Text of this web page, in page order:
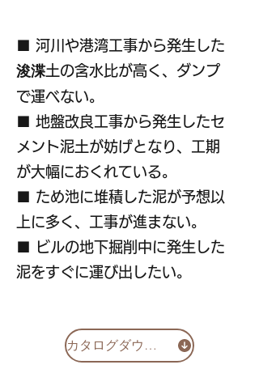
■ 河川や港湾工事から発生した
浚渫土の含水比が高く、ダンプ
で運べない。
■ 地盤改良工事から発生したセ
メント泥土が妨げとなり、工期
が大幅におくれている。
■ ため池に堆積した泥が予想以
上に多く、工事が進まない。
■ ビルの地下掘削中に発生した
泥をすぐに運び出したい。
カタログダウンロード